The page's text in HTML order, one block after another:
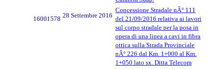
16001578 28 Settembre 2016
Concessione Stradale nÂ° 111
del 21/09/2016 relativa ai lavori
sul corpo stradale per la posa in
opera di una linea a cavi in fibra
ottica sulla Strada Provinciale
nÂ° 226 dal Km. 1+000 al Km.
1+050 lato sx. Ditta Telecom